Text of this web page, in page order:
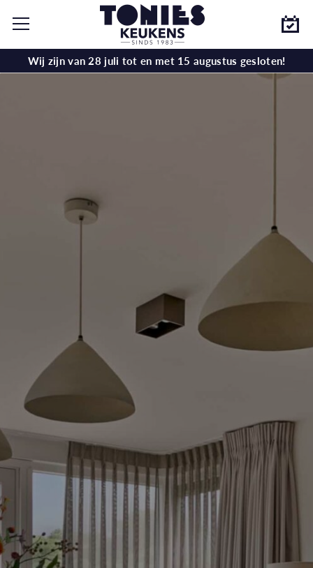
Wij zijn van 28 juli tot en met 15 augustus gesloten!